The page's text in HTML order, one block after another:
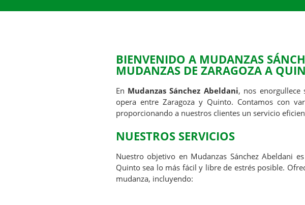
BIENVENIDO A MUDANZAS
MUDANZAS DE ZARAGOZA A
En Mudanzas Sánchez Abeldani, nos enorgullece
opera entre Zaragoza y Quinto. Contamos con
proporcionando a nuestros clientes un servicio
NUESTROS SERVICIOS
Nuestro objetivo en Mudanzas Sánchez Abeldani
Quinto sea lo más fácil y libre de estrés posible.
mudanza, incluyendo: